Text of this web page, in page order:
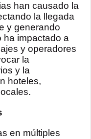
han causado la
la llegada
y generando
ha impactado a
y operadores
la
y la
hoteles,
en múltiples